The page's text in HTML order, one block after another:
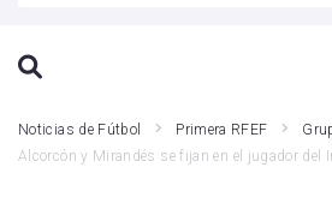
Noticias de Fútbol Primera RFEF
Alcorcón y Mirandés se fijan en el jugador del